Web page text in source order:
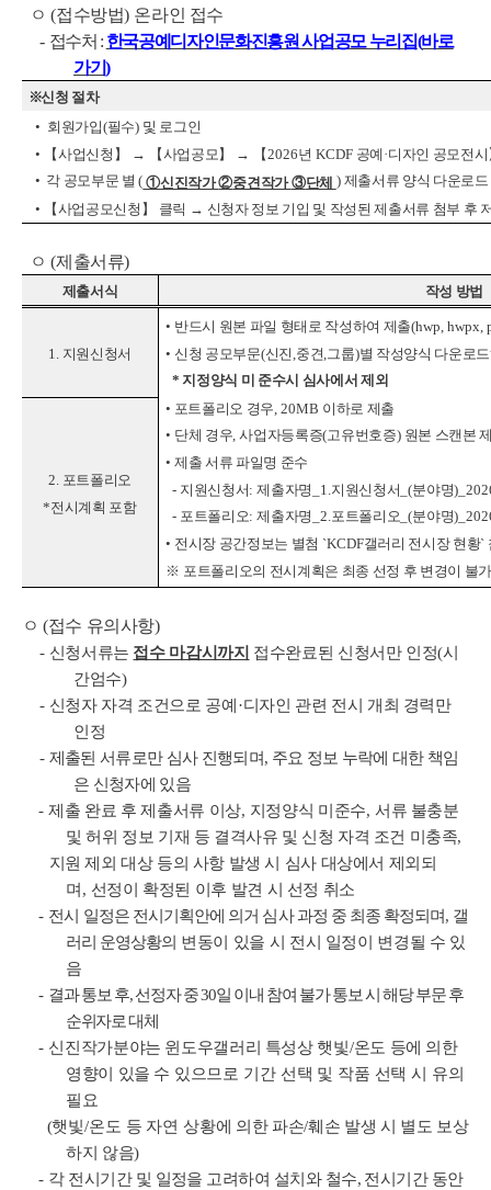
ㅇ(접수방법) 온라인 접수
- 접수처 : 한국공예디자인문화진흥원 사업공모 누리집(바로
가기)
※신청 절차
• 회원가입(필수) 및 로그인
• 【사업신청 】 → 【사업공모 】 → 【2026년 KCDF 공예 ·디자인 공모전시
• 각 공모부문 별( ①신진작가②중견작가③단체 ) 제출서류 양식 다운로
•
【사업공모신청 】 클릭 → 신청자 정보 기입 및 작성된 제출서류 첨부 후
ㅇ(제출서류)
제출서식 작성 방법
1. 지원신청서
• 반드시 원본 파일 형태로 작성하여 제출(hwp, hwpx,
• 신청 공모부문(신진 중견 그룹)별 작성양식 다운로
* 지정양식 미 준수시 심사에서 제외
• 포트폴리오 경우 , 20MB 이하로 제출
• 단체 경우 ,사업자등록증(고유번호증) 원본 스캔본
• 제출 서류 파일명 준수
- 지원신청서:제출자명 _1. 지원신청서 _(분야명
- 포트폴리오:제출자명 _2. 포트폴리오 _(분야명
• 전시장 공간정보는 별첨 `KCDF갤러리 전시장 현황`
※ 포트폴리오의 전시계획은 최종 선정 후 변경이 불
2. 포트폴리오
*전시계획 포함
ㅇ (접수 유의사항)
- 신청서류는 접수 마감시까지 접수완료된 신청서만 인정(시
간엄수)
- 신청자 자격 조건으로 공예 ·디자인 관련 전시 개최 경력만
인정
- 제출된 서류로만 심사 진행되며, 주요 정보 누락에 대한 책임
은 신청자에 있음
-제출 완료 후 제출서류 이상, 지정양식 미준수, 서류 불충분
및 허위 정보 기재 등 결격사유 및 신청 자격 조건 미충족,
지원 제외 대상 등의 사항 발생 시 심사 대상에서 제외되
며 , 선정이 확정된 이후 발견 시 선정 취소
- 전시 일정은 전시기획안에 의거 심사 과정 중 최종 확정되며, 갤
러리 운영상황의 변동이 있을 시 전시 일정이 변경될 수 있
음
- 결과 통보 후,선정자 중30일 이내 참여 불가 통보 시 해당 부문 후
순위자로 대체
- 신진작가분야는 윈도우갤러리 특성상 햇빛/온도 등에 의한
영향이 있을 수 있으므로 기간 선택 및 작품 선택 시 유의
필요
(햇빛/온도 등 자연 상황에 의한 파손/훼손 발생 시 별도 보상
하지 않음)
- 각 전시기간 및 일정을 고려하여 설치와 철수, 전시기간 동안